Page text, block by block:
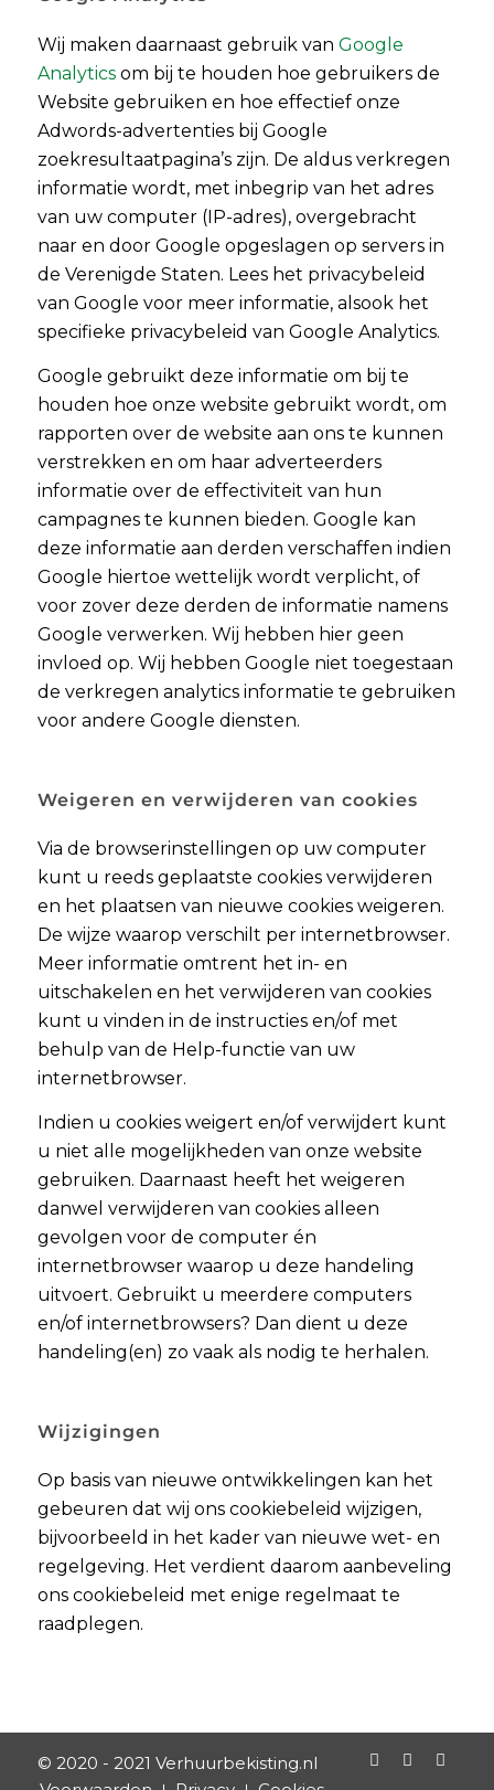
Wij maken daarnaast gebruik van Google
Analyticsom bij te houden hoe gebruikers de
Website gebruiken en hoe effectief onze
Adwords-advertenties bij Google
zoekresultaatpagina’s zijn. De aldus verkregen
informatie wordt, met inbegrip van het adres
van uw computer (IP-adres), overgebracht
naar en door Google opgeslagen op servers in
de Verenigde Staten. Lees het privacybeleid
van Google voor meer informatie, alsook het
specifieke privacybeleid van Google Analytics.
Google gebruikt deze informatie om bij te
houden hoe onze website gebruikt wordt, om
rapporten over de website aan ons te kunnen
verstrekken en om haar adverteerders
informatie over de effectiviteit van hun
campagnes te kunnen bieden. Google kan
deze informatie aan derden verschaffen indien
Google hiertoe wettelijk wordt verplicht, of
voor zover deze derden de informatie namens
Google verwerken. Wij hebben hier geen
invloed op. Wij hebben Google niet toegestaan
de verkregen analytics informatie te gebruiken
voor andere Google diensten.
Weigeren en verwijderen van cookies
Via de browserinstellingen op uw computer
kunt u reeds geplaatste cookies verwijderen
en het plaatsen van nieuwe cookies weigeren.
De wijze waarop verschilt per internetbrowser.
Meer informatie omtrent het in- en
uitschakelen en het verwijderen van cookies
kunt u vinden in de instructies en/of met
behulp van de Help-functie van uw
internetbrowser.
Indien u cookies weigert en/of verwijdert kunt
u niet alle mogelijkheden van onze website
gebruiken. Daarnaast heeft het weigeren
danwel verwijderen van cookies alleen
gevolgen voor de computer én
internetbrowser waarop u deze handeling
uitvoert. Gebruikt u meerdere computers
en/of internetbrowsers? Dan dient u deze
handeling(en) zo vaak als nodig te herhalen.
Wijzigingen
Op basis van nieuwe ontwikkelingen kan het
gebeuren dat wij ons cookiebeleid wijzigen,
bijvoorbeeld in het kader van nieuwe wet- en
regelgeving. Het verdient daarom aanbeveling
ons cookiebeleid met enige regelmaat te
raadplegen.
© 2020 - 2021 Verhuurbekisting.nl